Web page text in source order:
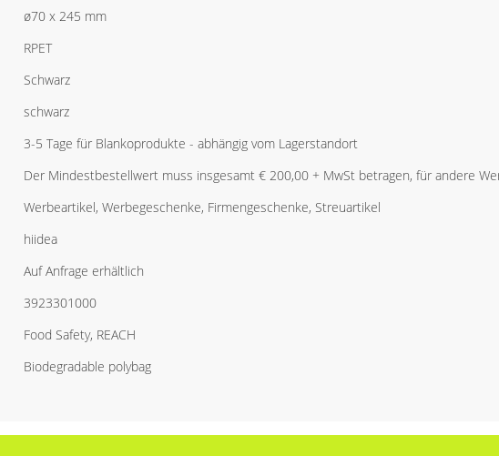
ø70 x 245 mm
RPET
Schwarz
schwarz
3-5 Tage für Blankoprodukte - abhängig vom Lagerstandort
Der Mindestbestellwert muss insgesamt € 200,00 + MwSt betragen, für andere
Werbeartikel, Werbegeschenke, Firmengeschenke, Streuartikel
hiidea
Auf Anfrage erhältlich
3923301000
Food Safety, REACH
Biodegradable polybag